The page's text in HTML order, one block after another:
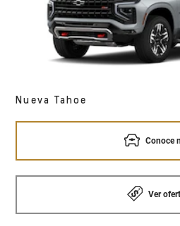
Nueva Tahoe
Conoce
Ver